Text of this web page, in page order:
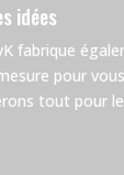
idées
fabrique
pour
tout pour